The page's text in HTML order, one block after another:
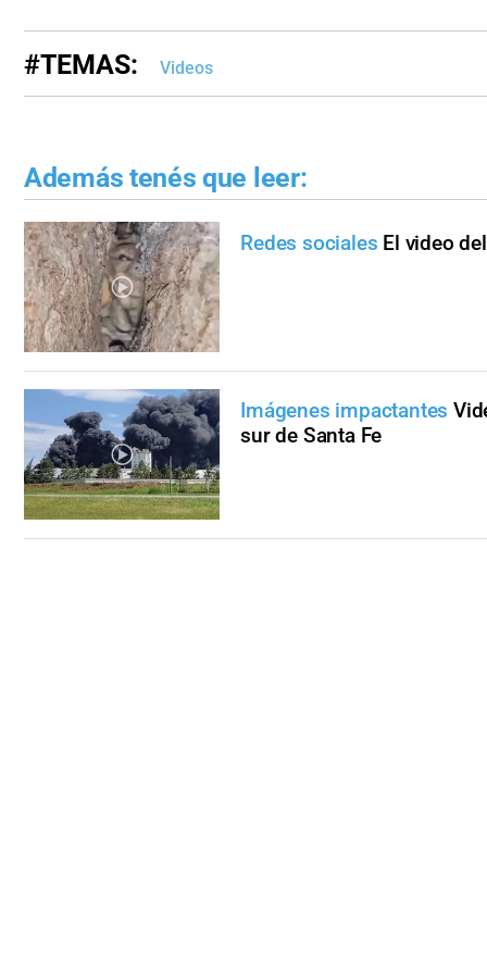
#TEMAS: Videos
Además tenés que leer:
Redes sociales El video
Imágenes impactantes
sur de Santa Fe